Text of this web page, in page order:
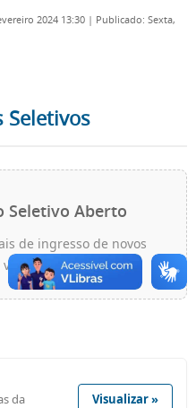
2024 13:30 | Publicado: Sexta,
Seletivos
Seletivo Aberto
de ingresso de novos
da
Visualizar »